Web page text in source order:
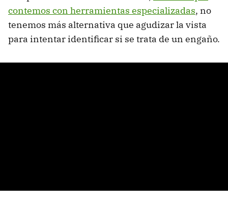
contemos con herramientas especializadas, no
tenemos más alternativa que agudizar la vista
para intentar identificar si se trata de un engaño.